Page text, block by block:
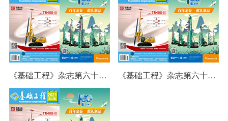
《基础工程》杂志第六十九期 《基础工程》杂志第六十九期